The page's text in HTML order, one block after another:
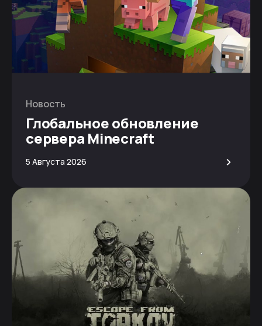
Новость
Глобальное обновление
сервера Minecraft
5 Августа 2026 >